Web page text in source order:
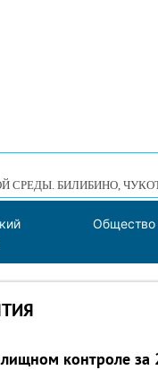
СРЕДЫ. БИЛИБИНО,
Общество
контроле за